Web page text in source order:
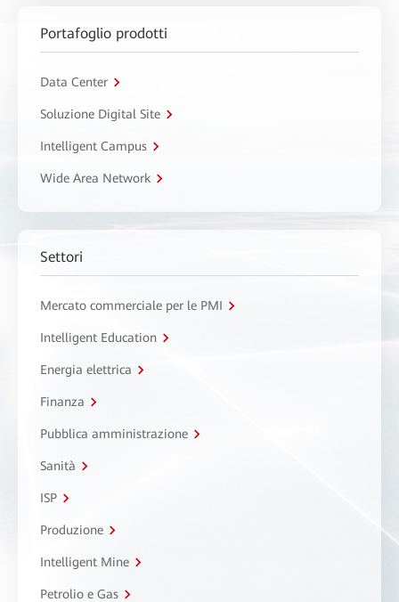
Portafoglio prodotti
Data Center
Soluzione Digital Site
Intelligent Campus
Wide Area Network
Settori
Mercato commerciale per le PMI
Intelligent Education
Energia elettrica
Finanza
Pubblica amministrazione
Sanità
ISP
Produzione
Intelligent Mine
Petrolio e Gas